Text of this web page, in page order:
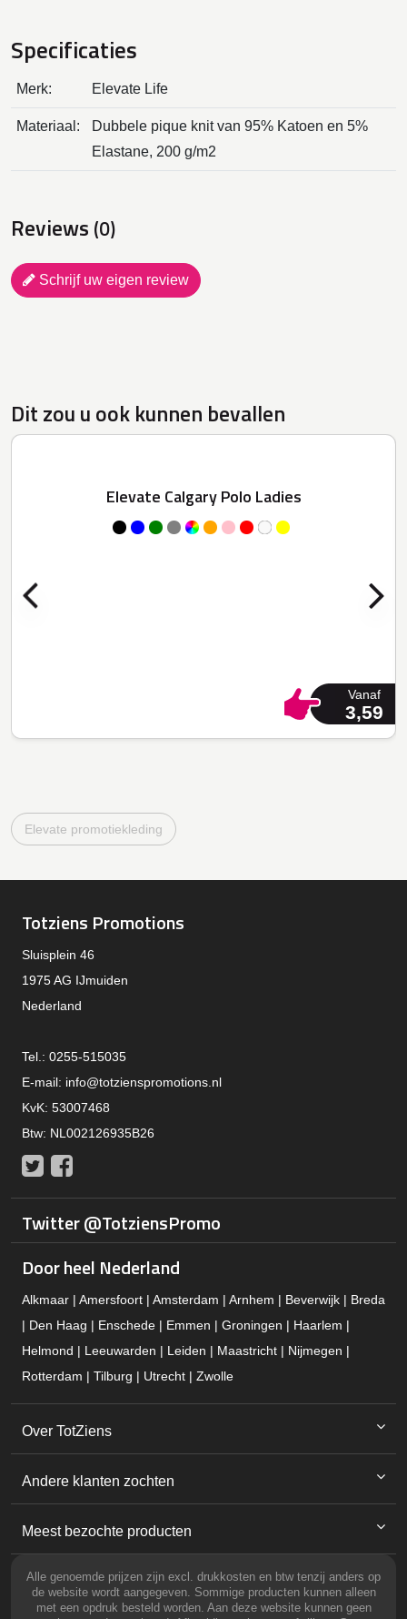
Specificaties
Merk: Elevate Life
Materiaal:
Dubbele pique knit van 95% Katoen en 5%
Elastane, 200 g/m2
Reviews (0)
Schrijf uw eigen review
Dit zou u ook kunnen bevallen
Elevate Calgary Polo Ladies
Vanaf
3,59
Elevate promotiekleding
Totziens Promotions
Sluisplein 46
1975 AG IJmuiden
Nederland
Tel.: 0255-515035
E-mail: info@totzienspromotions.nl
KvK: 53007468
Btw: NL002126935B26
Twitter
Twitter @TotziensPromo
Door heel Nederland
Alkmaar | Amersfoort | Amsterdam | Arnhem | Beverwijk | Breda
| Den Haag | Enschede | Emmen | Groningen | Haarlem |
Helmond | Leeuwarden | Leiden | Maastricht | Nijmegen |
Rotterdam | Tilburg | Utrecht | Zwolle
Over TotZiens
Andere klanten zochten
Meest bezochte producten
Alle genoemde prijzen zijn excl. drukkosten en btw tenzij anders op
de website wordt aangegeven. Sommige producten kunnen alleen
met een opdruk besteld worden. Aan deze website kunnen geen